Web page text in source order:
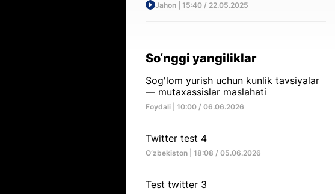
Jahon | 15:40 / 22.05.2025
So‘nggi yangiliklar
Sog'lom yurish uchun kunlik tavsiyalar
— mutaxassislar maslahati
Foydali | 10:00 / 06.06.2026
Twitter test 4
O‘zbekiston | 18:08 / 05.06.2026
Test twitter 3